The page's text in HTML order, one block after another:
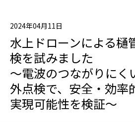
2024年04月11日
水上ドローンによる樋
検を試みました
～電波のつながりにく
外点検で、安全・効率
実現可能性を検証～